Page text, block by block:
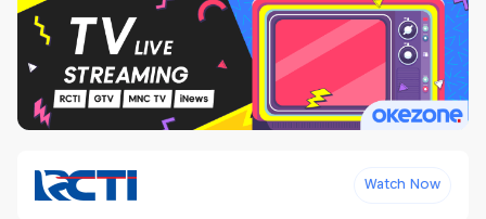
Watch Now